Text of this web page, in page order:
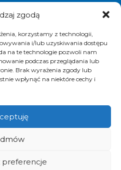
zgodą
korzystamy z technologii,
i/lub uzyskiwania dostępu
na te technologie pozwoli nam
podczas przeglądania lub
Brak wyrażenia zgody lub
wpłynąć na niektóre cechy i
preferencje
posadzek i
Warszawa,
Łódź,
Poznań,
Katowice,
polimeryzacja posadzek.